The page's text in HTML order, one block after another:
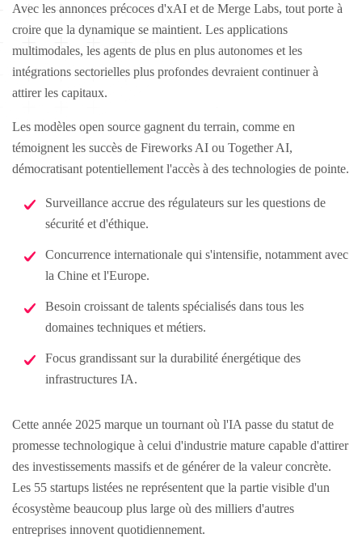
Avec les annonces précoces d'xAI et de Merge Labs, tout porte à
croire que la dynamique se maintient. Les applications
multimodales, les agents de plus en plus autonomes et les
intégrations sectorielles plus profondes devraient continuer à
attirer les capitaux.
Les modèles open source gagnent du terrain, comme en
témoignent les succès de Fireworks AI ou Together AI,
démocratisant potentiellement l'accès à des technologies de pointe.
Surveillance accrue des régulateurs sur les questions de
sécurité et d'éthique.
Concurrence internationale qui s'intensifie, notamment avec
la Chine et l'Europe.
Besoin croissant de talents spécialisés dans tous les
domaines techniques et métiers.
Focus grandissant sur la durabilité énergétique des
infrastructures IA.
Cette année 2025 marque un tournant où l'IA passe du statut de
promesse technologique à celui d'industrie mature capable d'attirer
des investissements massifs et de générer de la valeur concrète.
Les 55 startups listées ne représentent que la partie visible d'un
écosystème beaucoup plus large où des milliers d'autres
entreprises innovent quotidiennement.